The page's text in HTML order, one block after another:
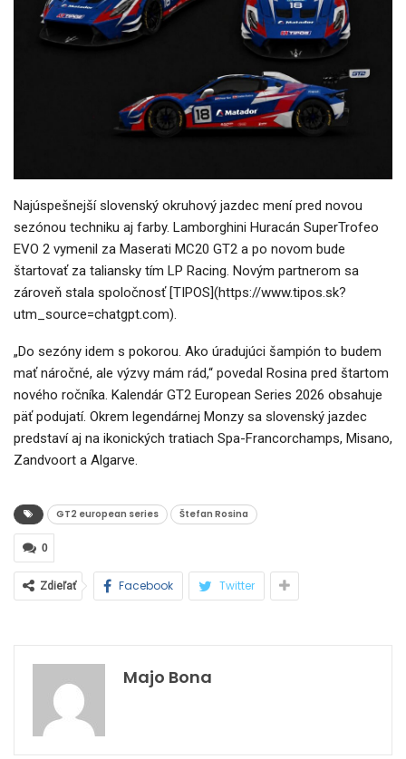
Najúspešnejší slovenský okruhový jazdec mení pred novou
sezónou techniku aj farby. Lamborghini Huracán SuperTrofeo
EVO 2 vymenil za Maserati MC20 GT2 a po novom bude
štartovať za taliansky tím LP Racing. Novým partnerom sa
zároveň stala spoločnosť [TIPOS](https://www.tipos.sk?
utm_source=chatgpt.com).
„Do sezóny idem s pokorou. Ako úradujúci šampión to budem
mať náročné, ale výzvy mám rád,“ povedal Rosina pred štartom
nového ročníka. Kalendár GT2 European Series 2026 obsahuje
päť podujatí. Okrem legendárnej Monzy sa slovenský jazdec
predstaví aj na ikonických tratiach Spa-Francorchamps, Misano,
Zandvoort a Algarve.
GT2 european series Štefan Rosina
0
Zdieľať Facebook Twitter
Majo Bona